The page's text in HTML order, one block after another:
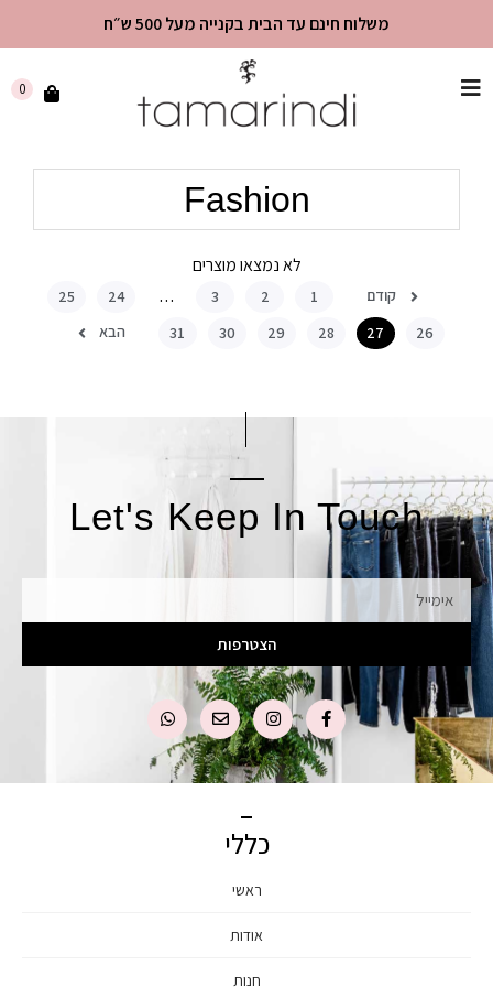
שִׂים
משלוח חינם עד הבית בקנייה מעל 500 ש״ח
0
Fashion
לא נמצאו מוצרים
קודם 1
2
3
…
24
25
26
27
28
29
30
31 הבא
Let's Keep In Touch
אימייל
הצטרפות
כללי
ראשי
אודות
חנות